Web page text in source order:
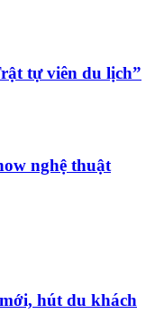
tự viên du lịch”
nghệ thuật
hút du khách